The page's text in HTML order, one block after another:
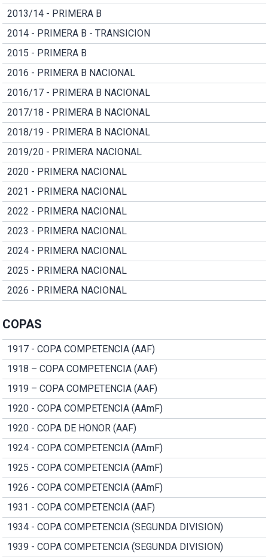
2013/14 - PRIMERA B
2014 - PRIMERA B - TRANSICION
2015 - PRIMERA B
2016 - PRIMERA B NACIONAL
2016/17 - PRIMERA B NACIONAL
2017/18 - PRIMERA B NACIONAL
2018/19 - PRIMERA B NACIONAL
2019/20 - PRIMERA NACIONAL
2020 - PRIMERA NACIONAL
2021 - PRIMERA NACIONAL
2022 - PRIMERA NACIONAL
2023 - PRIMERA NACIONAL
2024 - PRIMERA NACIONAL
2025 - PRIMERA NACIONAL
2026 - PRIMERA NACIONAL
COPAS
1917 - COPA COMPETENCIA (AAF)
1918 – COPA COMPETENCIA (AAF)
1919 – COPA COMPETENCIA (AAF)
1920 - COPA COMPETENCIA (AAmF)
1920 - COPA DE HONOR (AAF)
1924 - COPA COMPETENCIA (AAmF)
1925 - COPA COMPETENCIA (AAmF)
1926 - COPA COMPETENCIA (AAmF)
1931 - COPA COMPETENCIA (AAF)
1934 - COPA COMPETENCIA (SEGUNDA DIVISION)
1939 - COPA COMPETENCIA (SEGUNDA DIVISION)